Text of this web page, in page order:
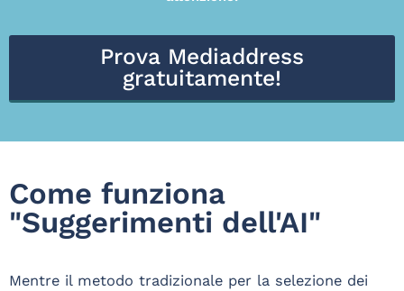
Prova Mediaddress
gratuitamente!
Come funziona
"Suggerimenti dell'AI"
Mentre il metodo tradizionale per la selezione dei